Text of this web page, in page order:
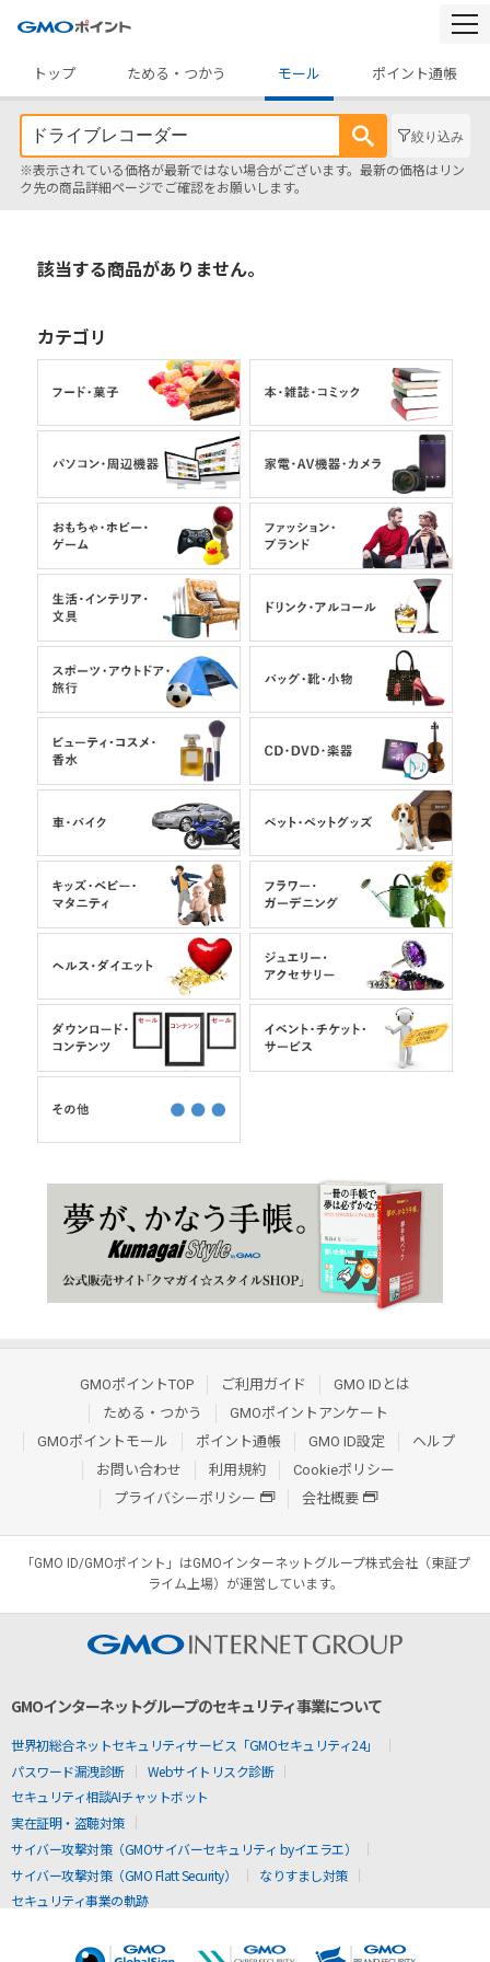
トップ
ためる・つかう モール ポイント通帳
絞り込み
※表示されている価格が最新ではない場合がございます。最新の価格はリン
ク先の商品詳細ページでご確認をお願いします。
該当する商品がありません。
カテゴリ
GMOポイントTOP ご利用ガイド
GMO IDとは
ためる・つかう
GMOポイントアンケート
GMOポイントモール
ポイント通帳 GMO ID設定
ヘルプ
お問い合わせ
利用規約
Cookieポリシー
プライバシーポリシー
会社概要
「GMO ID/GMOポイント」はGMOインターネットグループ株式会社（東証プ
ライム上場）が運営しています。
GMOインターネットグループのセキュリティ事業について
世界初総合ネットセキュリティサービス「GMOセキュリティ24」
パスワード漏洩診断
Webサイトリスク診断
セキュリティ相談AIチャットボット
実在証明・盗聴対策
サイバー攻撃対策（GMOサイバーセキュリティ byイエラエ）
サイバー攻撃対策（GMO Flatt Security）
なりすまし対策
セキュリティ事業の軌跡